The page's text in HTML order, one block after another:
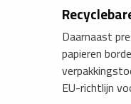
Daarnaast
papieren
EU-richtlijn